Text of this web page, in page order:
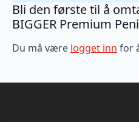
Bli den første til å
BIGGER Premium
Du må være logget inn for